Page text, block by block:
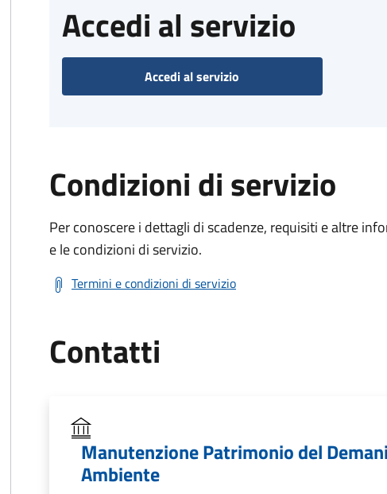
Accedi al servizio
Accedi al servizio
Condizioni di servizio
Per conoscere i dettagli di scadenze, requisiti e altre
e le condizioni di servizio.
Termini e condizioni di servizio
Contatti
Manutenzione Patrimonio del
Ambiente